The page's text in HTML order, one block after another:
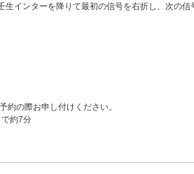
生インターを降りて最初の信号を右折し、次の
約の際お申し付けください。
約7分